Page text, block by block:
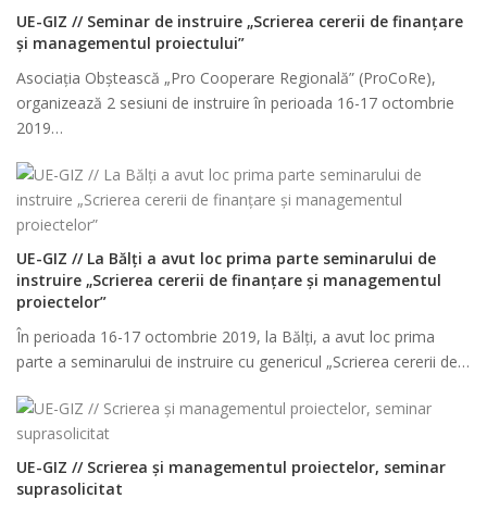
UE-GIZ // Seminar de instruire „Scrierea cererii de finanțare
și managementul proiectului”
Asociația Obștească „Pro Cooperare Regională” (ProCoRe),
organizează 2 sesiuni de instruire în perioada 16-17 octombrie
2019…
UE-GIZ // La Bălți a avut loc prima parte seminarului de
instruire „Scrierea cererii de finanțare și managementul
proiectelor”
În perioada 16-17 octombrie 2019, la Bălți, a avut loc prima
parte a seminarului de instruire cu genericul „Scrierea cererii de…
UE-GIZ // Scrierea și managementul proiectelor, seminar
suprasolicitat